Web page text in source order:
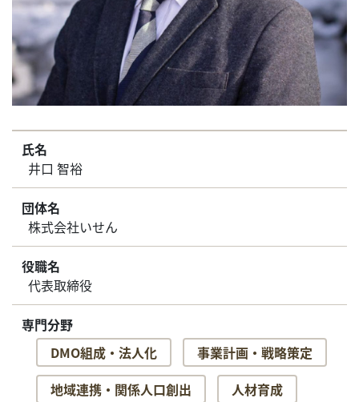
氏名
井口 智裕
団体名
株式会社いせん
役職名
代表取締役
専門分野
DMO組成・法人化
事業計画・戦略策定
地域連携・関係人口創出
人材育成